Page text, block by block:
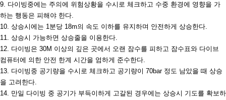
9. 다이빙중에는 주의에 위험상황을 수시로 체크하고 수중 환경에 영향을 가
하는 행동은 피해야 한다.
10. 상승시에는 1분당 18m의 속도 이하를 유지하며 안전하게 상승한다.
11. 상승시 가능하면 상승줄을 이용한다.
12. 다이빙은 30M 이상의 깊은 곳에서 오랜 잠수를 피하고 잠수표와 다이브
컴퓨터에 의한 안전 한계 시간을 엄하게 준수한다.
13. 다이빙중 공기량을 수시로 체크하고 공기량이 70bar 정도 남았을 때 상승
을 고려한다.
14. 만일 다이빙 중 공기가 부득이하게 고갈된 경우에는 상승시 기도를 확보하